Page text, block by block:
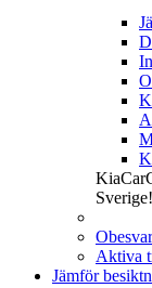
Sverige!
Aktiva
Jämför